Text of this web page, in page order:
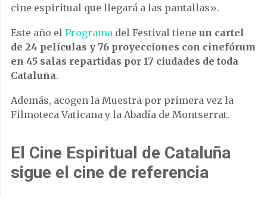
cine espiritual que llegará a las pantallas».
Este año el Programa del Festival tiene un cartel
de 24 películas y 76 proyecciones con cinefórum
en 45 salas repartidas por 17 ciudades de toda
Cataluña.
Además, acogen la Muestra por primera vez la
Filmoteca Vaticana y la Abadía de Montserrat.
El Cine Espiritual de Cataluña
sigue el cine de referencia